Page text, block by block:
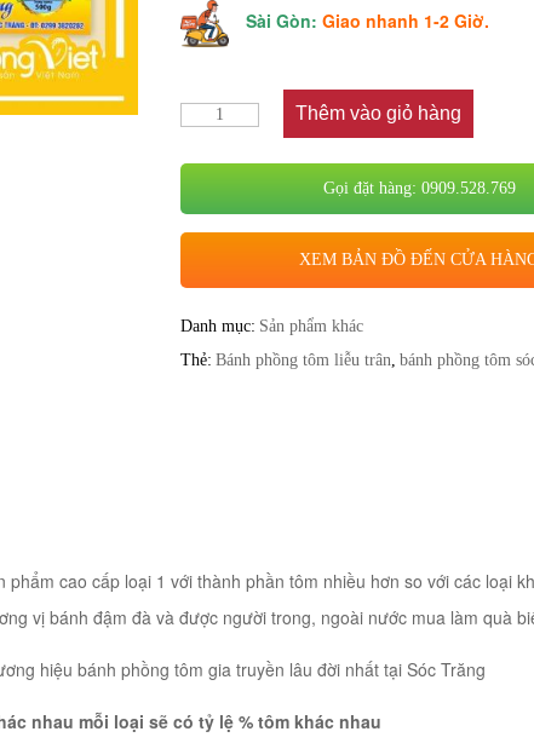
Sài Gòn: Giao nhanh 1-2 Giờ.
Thêm vào giỏ hàng
Gọi đặt hàng: 0909.528.769
XEM BẢN ĐỒ ĐẾN CỬA
Danh mục: Sản phẩm khác
Thẻ: Bánh phồng tôm liễu trân bánh phồng tôm
phẩm cao cấp loại 1 với thành phần tôm nhiều hơn so với các loại
vị bánh đậm đà và được người trong, ngoài nước mua làm quà
hiệu bánh phồng tôm gia truyền lâu đời nhất tại Sóc Trăng
nhau mỗi loại sẽ có tỷ lệ % tôm khác nhau